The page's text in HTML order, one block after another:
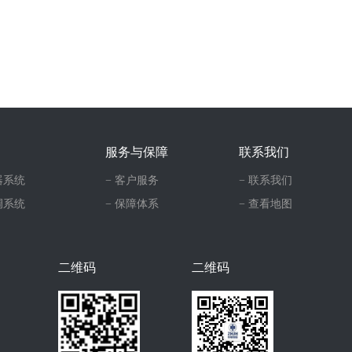
系统
系统
服务与保障
− 客户服务
− 保障体系
联系我们
− 联系我们
− 查看地图
二维码 二维码